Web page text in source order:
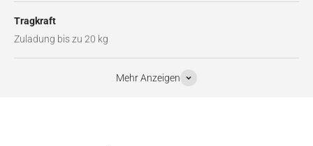
Tragkraft
Zuladung bis zu 20 kg
Mehr Anzeigen